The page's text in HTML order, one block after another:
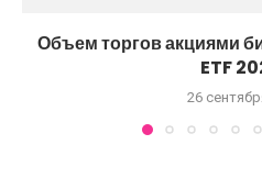
Объем торгов акциями
ETF
26